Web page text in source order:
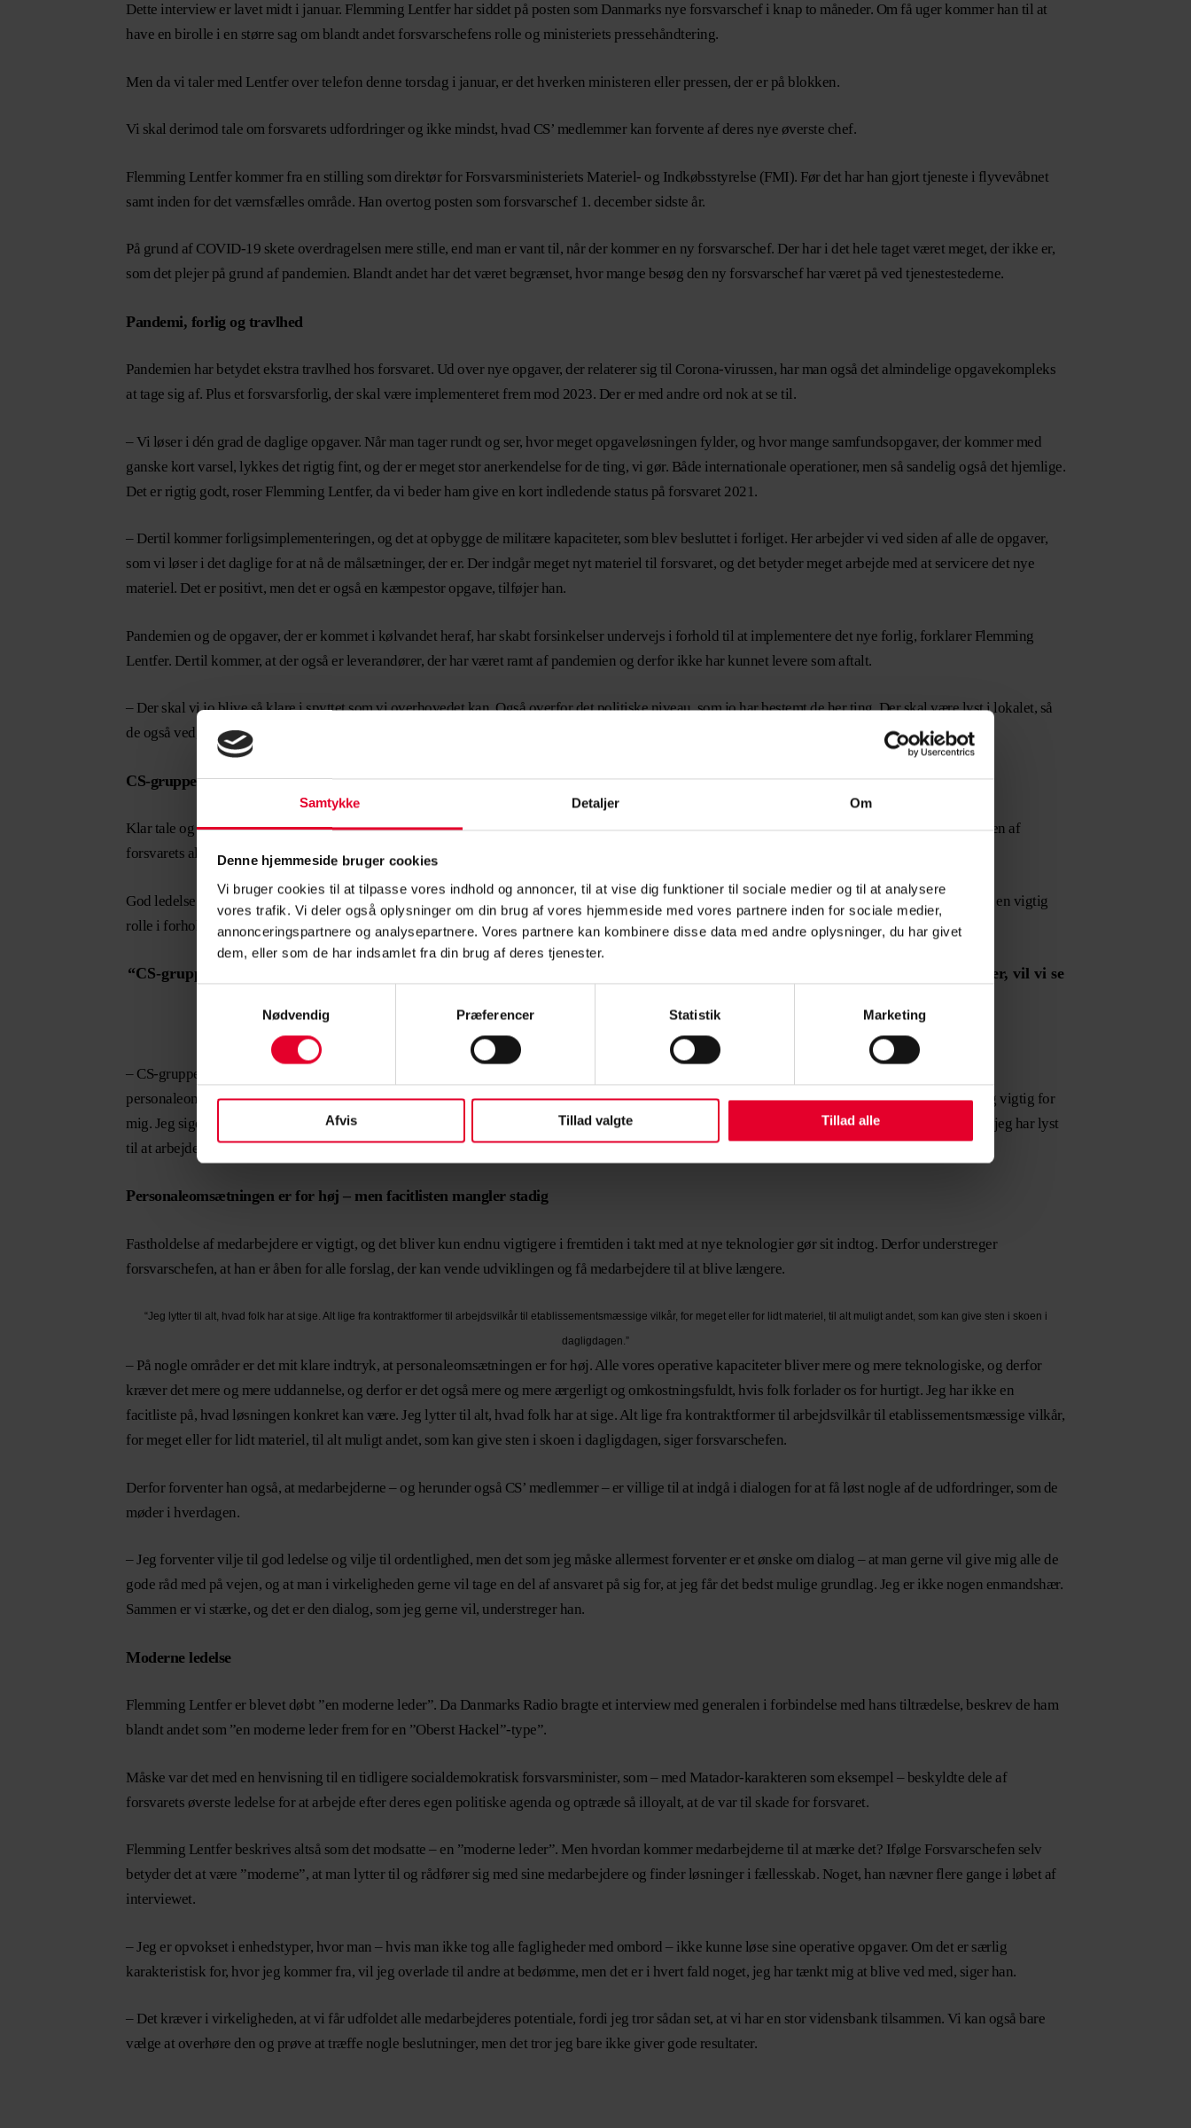
Samtykke Detaljer Om
Denne hjemmeside bruger cookies
Vi bruger cookies til at tilpasse vores indhold og annoncer, til at vise dig funktioner til sociale medier og til at analysere
vores trafik. Vi deler også oplysninger om din brug af vores hjemmeside med vores partnere inden for sociale medier,
annonceringspartnere og analysepartnere. Vores partnere kan kombinere disse data med andre oplysninger, du har givet
dem, eller som de har indsamlet fra din brug af deres tjenester.
Nødvendig
Præferencer Statistik Marketing
Afvis Tillad valgte Tillad alle
Dette interview er lavet midt i januar. Flemming Lentfer har siddet på posten som Danmarks nye forsvarschef i knap to måneder. Om få uger kommer han til at
have en birolle i en større sag om blandt andet forsvarschefens rolle og ministeriets pressehåndtering.
Men da vi taler med Lentfer over telefon denne torsdag i januar, er det hverken ministeren eller pressen, der er på blokken.
Vi skal derimod tale om forsvarets udfordringer og ikke mindst, hvad CS’ medlemmer kan forvente af deres nye øverste chef.
Flemming Lentfer kommer fra en stilling som direktør for Forsvarsministeriets Materiel- og Indkøbsstyrelse (FMI). Før det har han gjort tjeneste i flyvevåbnet
samt inden for det værnsfælles område. Han overtog posten som forsvarschef 1. december sidste år.
På grund af COVID-19 skete overdragelsen mere stille, end man er vant til, når der kommer en ny forsvarschef. Der har i det hele taget været meget, der ikke er,
som det plejer på grund af pandemien. Blandt andet har det været begrænset, hvor mange besøg den ny forsvarschef har været på ved tjenestestederne.
Pandemi, forlig og travlhed
Pandemien har betydet ekstra travlhed hos forsvaret. Ud over nye opgaver, der relaterer sig til Corona-virussen, har man også det almindelige opgavekompleks
at tage sig af. Plus et forsvarsforlig, der skal være implementeret frem mod 2023. Der er med andre ord nok at se til.
– Vi løser i dén grad de daglige opgaver. Når man tager rundt og ser, hvor meget opgaveløsningen fylder, og hvor mange samfundsopgaver, der kommer med
ganske kort varsel, lykkes det rigtig fint, og der er meget stor anerkendelse for de ting, vi gør. Både internationale operationer, men så sandelig også det hjemlige.
Det er rigtig godt, roser Flemming Lentfer, da vi beder ham give en kort indledende status på forsvaret 2021.
– Dertil kommer forligsimplementeringen, og det at opbygge de militære kapaciteter, som blev besluttet i forliget. Her arbejder vi ved siden af alle de opgaver,
som vi løser i det daglige for at nå de målsætninger, der er. Der indgår meget nyt materiel til forsvaret, og det betyder meget arbejde med at servicere det nye
materiel. Det er positivt, men det er også en kæmpestor opgave, tilføjer han.
Pandemien og de opgaver, der er kommet i kølvandet heraf, har skabt forsinkelser undervejs i forhold til at implementere det nye forlig, forklarer Flemming
Lentfer. Dertil kommer, at der også er leverandører, der har været ramt af pandemien og derfor ikke har kunnet levere som aftalt.
– Der skal vi jo blive så klare i spyttet som vi overhovedet kan. Også overfor det politiske niveau, som jo har bestemt de her ting. Der skal være lyst i lokalet, så
de også ved, hvad der kommer til at påvirke os undervejs, siger han.
CS-gruppen spiller vigtig rolle i fastholdelsen
Klar tale og dialog er generelt nogle af de ting, som forsvarschefen forudser, at han kommer til at lægge stor vægt på. Ikke mindst når det kommer til en af
forsvarets allerstørste udfordringer: Fastholdelse af medarbejdere. Her spiller CS medlemmer en stor rolle, mener Flemming Lentfer.
God ledelse og god føring er en af de afgørende faktorer, hvis man skal holde personaleomsætningen nede, mener han. Derfor spiller CS medlemmer en vigtig
rolle i forhold til fastholdelse.
“CS-gruppen er, i hvert fald for befalingsmændene vedkommende, det første niveau af ledere i forsvaret.
Hvis det ikke fungerer, vil vi se
– CS-gruppen er, i hvert fald for befalingsmændene vedkommende, det første niveau af ledere i forsvaret. Hvis det ikke fungerer, vil vi se en
personaleomsætning, som er højere, end vi kunne tænke os. Evnen til at lede og føre på en ordentlig måde, der skaber mening og begejstring, er rigtig vigtig for
mig. Jeg siger ikke, at vi ikke allerede er der – for jeg kender endnu ikke alle temperaturer, men jeg har en meget klar målsætning om, at det er noget, jeg har lyst
til at arbejde med, siger han.
Personaleomsætningen er for høj – men facitlisten mangler stadig
Fastholdelse af medarbejdere er vigtigt, og det bliver kun endnu vigtigere i fremtiden i takt med at nye teknologier gør sit indtog. Derfor understreger
forsvarschefen, at han er åben for alle forslag, der kan vende udviklingen og få medarbejdere til at blive længere.
“Jeg lytter til alt, hvad folk har at sige. Alt lige fra kontraktformer til arbejdsvilkår til etablissementsmæssige vilkår, for meget eller for lidt materiel, til alt muligt andet, som kan give sten i skoen i
dagligdagen.”
– På nogle områder er det mit klare indtryk, at personaleomsætningen er for høj. Alle vores operative kapaciteter bliver mere og mere teknologiske, og derfor
kræver det mere og mere uddannelse, og derfor er det også mere og mere ærgerligt og omkostningsfuldt, hvis folk forlader os for hurtigt. Jeg har ikke en
facitliste på, hvad løsningen konkret kan være. Jeg lytter til alt, hvad folk har at sige. Alt lige fra kontraktformer til arbejdsvilkår til etablissementsmæssige vilkår,
for meget eller for lidt materiel, til alt muligt andet, som kan give sten i skoen i dagligdagen, siger forsvarschefen.
Derfor forventer han også, at medarbejderne – og herunder også CS’ medlemmer – er villige til at indgå i dialogen for at få løst nogle af de udfordringer, som de
møder i hverdagen.
– Jeg forventer vilje til god ledelse og vilje til ordentlighed, men det som jeg måske allermest forventer er et ønske om dialog – at man gerne vil give mig alle de
gode råd med på vejen, og at man i virkeligheden gerne vil tage en del af ansvaret på sig for, at jeg får det bedst mulige grundlag. Jeg er ikke nogen enmandshær.
Sammen er vi stærke, og det er den dialog, som jeg gerne vil, understreger han.
Moderne ledelse
Flemming Lentfer er blevet døbt ”en moderne leder”. Da Danmarks Radio bragte et interview med generalen i forbindelse med hans tiltrædelse, beskrev de ham
blandt andet som ”en moderne leder frem for en ”Oberst Hackel”-type”.
Måske var det med en henvisning til en tidligere socialdemokratisk forsvarsminister, som – med Matador-karakteren som eksempel – beskyldte dele af
forsvarets øverste ledelse for at arbejde efter deres egen politiske agenda og optræde så illoyalt, at de var til skade for forsvaret.
Flemming Lentfer beskrives altså som det modsatte – en ”moderne leder”. Men hvordan kommer medarbejderne til at mærke det? Ifølge Forsvarschefen selv
betyder det at være ”moderne”, at man lytter til og rådfører sig med sine medarbejdere og finder løsninger i fællesskab. Noget, han nævner flere gange i løbet af
interviewet.
– Jeg er opvokset i enhedstyper, hvor man – hvis man ikke tog alle fagligheder med ombord – ikke kunne løse sine operative opgaver. Om det er særlig
karakteristisk for, hvor jeg kommer fra, vil jeg overlade til andre at bedømme, men det er i hvert fald noget, jeg har tænkt mig at blive ved med, siger han.
– Det kræver i virkeligheden, at vi får udfoldet alle medarbejderes potentiale, fordi jeg tror sådan set, at vi har en stor vidensbank tilsammen. Vi kan også bare
vælge at overhøre den og prøve at træffe nogle beslutninger, men det tror jeg bare ikke giver gode resultater.